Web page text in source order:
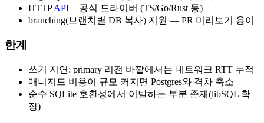
HTTPAPI + 공식 드라이버 (TS/Go/Rust 등)
branching(브랜치별 DB 복사) 지원 — PR 미리보기 용이
한계
쓰기 지연: primary 리전 바깥에서는 네트워크 RTT 누적
매니지드 비용이 규모 커지면 Postgres와 격차 축소
순수 SQLite 호환성에서 이탈하는 부분 존재(libSQL 확
장)